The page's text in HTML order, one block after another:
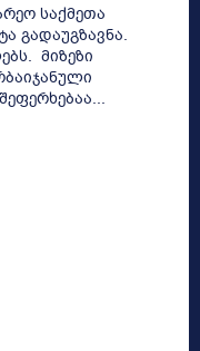
საქმეთა
გადაუგზავნა.
მიზეზი